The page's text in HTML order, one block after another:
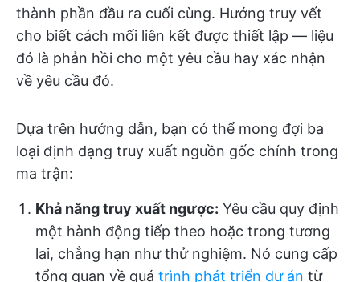
thành phần đầu ra cuối cùng. Hướng truy vết
cho biết cách mối liên kết được thiết lập — liệu
đó là phản hồi cho một yêu cầu hay xác nhận
về yêu cầu đó.
Dựa trên hướng dẫn, bạn có thể mong đợi ba
loại định dạng truy xuất nguồn gốc chính trong
ma trận:
Khả năng truy xuất ngược: Yêu cầu quy định
một hành động tiếp theo hoặc trong tương
lai, chẳng hạn như thử nghiệm. Nó cung cấp
tổng quan về quá trình phát triển dự án từ